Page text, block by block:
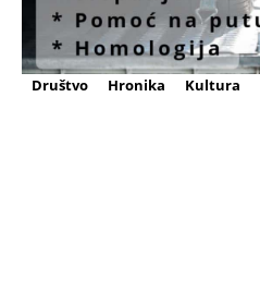
Društvo Hronika Kultura